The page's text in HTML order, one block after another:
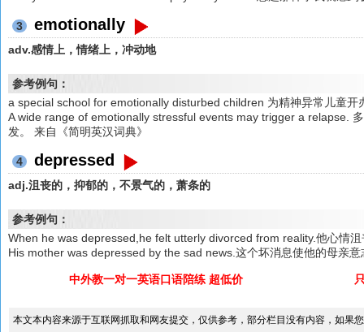
3 emotionally
adv.感情上，情绪上，冲动地
参考例句：
a special school for emotionally disturbed children 为精神异常儿童开
A wide range of emotionally stressful events may trigger a relapse.
发。 来自《简明英汉词典》
4 depressed
adj.沮丧的，抑郁的，不景气的，萧条的
参考例句：
When he was depressed,he felt utterly divorced from reality.他心情
His mother was depressed by the sad news.这个坏消息使他的母亲意
中外教一对一英语口语陪练 超低价
本文本内容来源于互联网抓取和网友提交，仅供参考，部分栏目没有内容，如果